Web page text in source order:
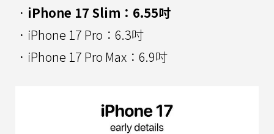
． iPhone 17 Slim：6.55吋
．iPhone 17 Pro：6.3吋
．iPhone 17 Pro Max：6.9吋